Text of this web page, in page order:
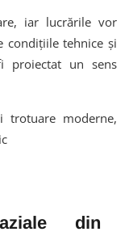
iar lucrările vor
condițiile tehnice și
proiectat un sens
moderne,
din